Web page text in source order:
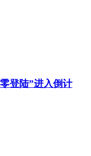
登陆”进入倒计